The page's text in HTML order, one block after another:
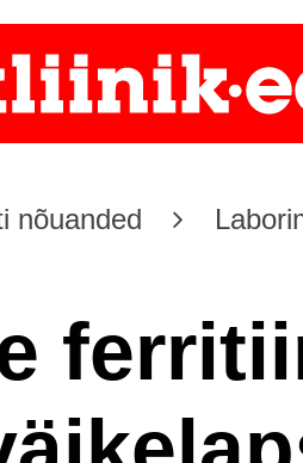
nõuanded